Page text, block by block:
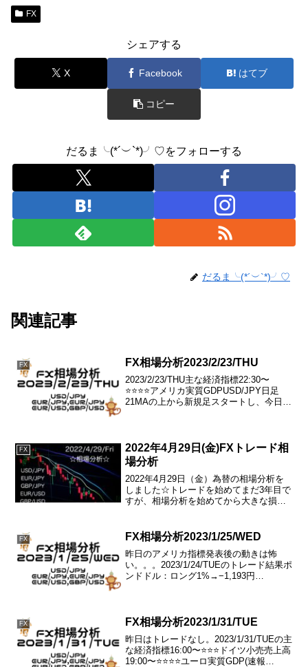
e
o
FX
シェアする
X Facebook はてブ
コピー
だるま╰(*´︶`*)╯♡をフォローする
だるま╰(*´︶`*)╯♡
関連記事
FX FX相場分析2023/2/23/THU
2023/2/23/THU主な経済指標22:30〜
⭐️⭐️⭐️⭐️アメリカ実質GDPUSD/JPY日足
21MAの上から新規足スタートし、今日も
FX
2022年4月29日(金)FXトレード相
場分析
2022年4月29日（金）為替の相場分析を
しました☆トレードを始めてまだ3年目で
すが、相場分析を始めてから大きな損失
記載し、残していくことにしました。
FX FX相場分析2023/1/25/WED
昨日のアメリカ指標発表後の動きは怖
い。。。2023/1/24/TUEのトレード結果ポ
ンドドル：ロング1%→−1,193円
FX FX相場分析2023/1/31/TUE
昨日はトレードなし。2023/1/31/TUEの主
な経済指標16:00〜⭐️⭐️⭐️ドイツ小売売上高
19:00〜⭐️⭐️⭐️⭐️ユーロ実質GDP(速報